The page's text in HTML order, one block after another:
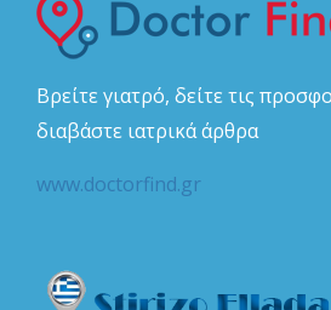
Βρείτε γιατρό, δείτε τις
διαβάστε ιατρικά άρθρα
www.doctorfind.gr